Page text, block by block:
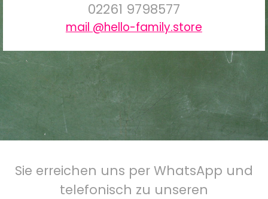
02261 9798577
mail @hello-family.store
Sie erreichen uns per WhatsApp und
telefonisch zu unseren